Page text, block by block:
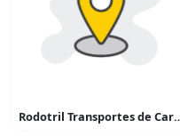
Rodotril